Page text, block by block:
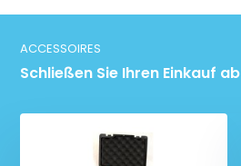
ACCESSOIRES
Schließen Sie Ihren Einkauf ab